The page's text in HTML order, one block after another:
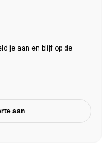
je aan en blijf op de
aan